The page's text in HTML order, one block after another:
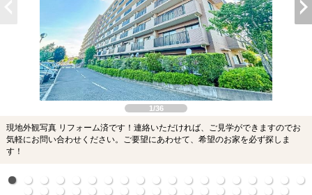
1/36
現地外観写真 リフォーム済です！連絡いただければ、ご見学ができますのでお
気軽にお問い合わせください。ご要望にあわせて、希望のお家を必ず探しま
す！